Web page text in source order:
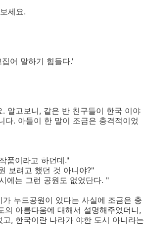
세요.
어 말하기 힘들다.'
알고보니, 같은 반 친구들이 한국 이야
다. 아들이 한 말이 조금은 충격적이었
품이라고 하던데."
보려고 했던 것 아니야?"
에는 그런 공원도 없었단다. "
누드공원이 있다는 사실에 조금은 충
아름다움에 대해서 설명해주었더니,
, 한국이란 나라가 야한 도시 아니라는